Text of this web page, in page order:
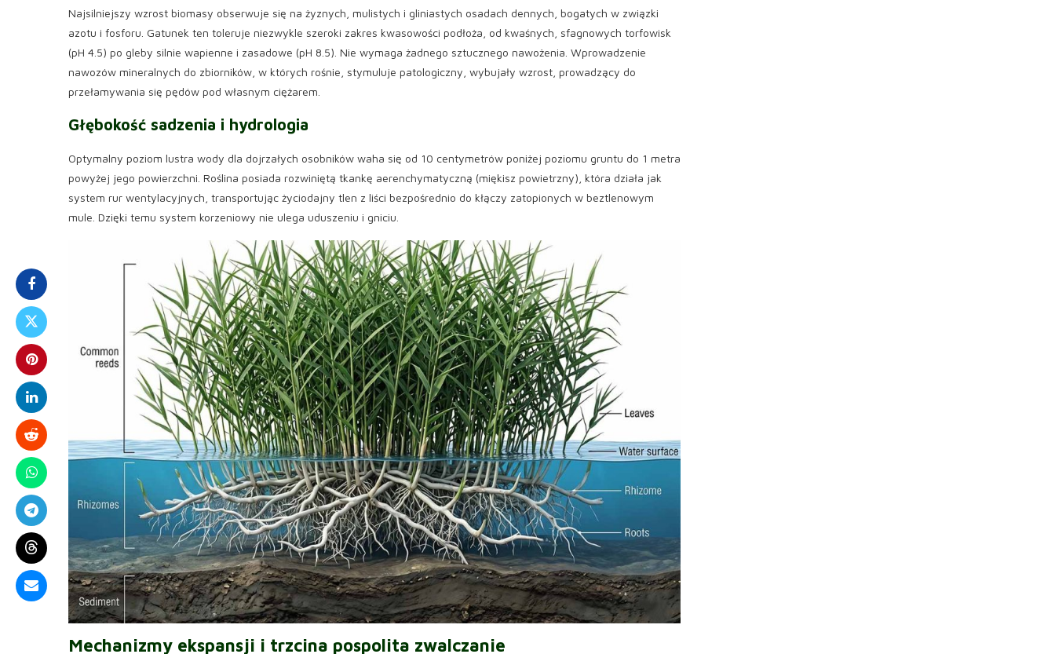
Najsilniejszy wzrost biomasy obserwuje się na żyznych, mulistych i gliniastych osadach dennych, bogatych w związki
azotu i fosforu. Gatunek ten toleruje niezwykle szeroki zakres kwasowości podłoża, od kwaśnych, sfagnowych torfowisk
(pH 4.5) po gleby silnie wapienne i zasadowe (pH 8.5). Nie wymaga żadnego sztucznego nawożenia. Wprowadzenie
nawozów mineralnych do zbiorników, w których rośnie, stymuluje patologiczny, wybujały wzrost, prowadzący do
przełamywania się pędów pod własnym ciężarem.
Głębokość sadzenia i hydrologia
Optymalny poziom lustra wody dla dojrzałych osobników waha się od 10 centymetrów poniżej poziomu gruntu do 1 metra
powyżej jego powierzchni. Roślina posiada rozwiniętą tkankę aerenchymatyczną (miękisz powietrzny), która działa jak
system rur wentylacyjnych, transportując życiodajny tlen z liści bezpośrednio do kłączy zatopionych w beztlenowym
mule. Dzięki temu system korzeniowy nie ulega uduszeniu i gniciu.
Mechanizmy ekspansji i trzcina pospolita zwalczanie